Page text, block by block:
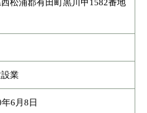
松浦郡有田町黒川甲1582番地
業
6月8日